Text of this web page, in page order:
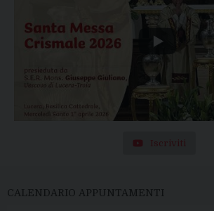
Iscriviti
CALENDARIO APPUNTAMENTI